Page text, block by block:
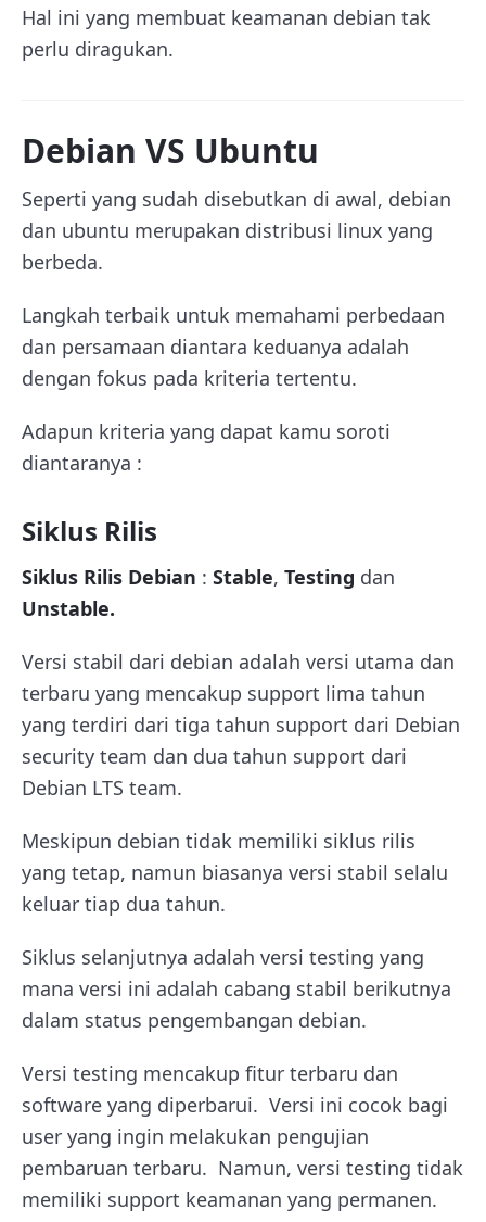
Hal ini yang membuat keamanan debian tak
perlu diragukan.
Debian VS Ubuntu
Seperti yang sudah disebutkan di awal, debian
dan ubuntu merupakan distribusi linux yang
berbeda.
Langkah terbaik untuk memahami perbedaan
dan persamaan diantara keduanya adalah
dengan fokus pada kriteria tertentu.
Adapun kriteria yang dapat kamu soroti
diantaranya :
Siklus Rilis
Siklus Rilis Debian : Stable, Testing dan
Unstable.
Versi stabil dari debian adalah versi utama dan
terbaru yang mencakup support lima tahun
yang terdiri dari tiga tahun support dari Debian
security team dan dua tahun support dari
Debian LTS team.
Meskipun debian tidak memiliki siklus rilis
yang tetap, namun biasanya versi stabil selalu
keluar tiap dua tahun.
Siklus selanjutnya adalah versi testing yang
mana versi ini adalah cabang stabil berikutnya
dalam status pengembangan debian.
Versi testing mencakup fitur terbaru dan
software yang diperbarui. Versi ini cocok bagi
user yang ingin melakukan pengujian
pembaruan terbaru. Namun, versi testing tidak
memiliki support keamanan yang permanen.